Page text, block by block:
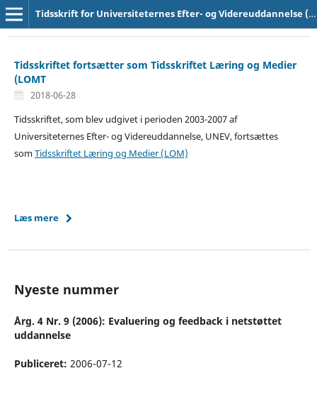
Tidsskrift for Universiteternes Efter- og Videreuddannelse (UNEV)
Tidsskriftet fortsætter som Tidsskriftet Læring og Medier
(LOMT
2018-06-28
Tidsskriftet, som blev udgivet i perioden 2003-2007 af
Universiteternes Efter- og Videreuddannelse, UNEV, fortsættes
somTidsskriftet Læring og Medier (LOM)
Læs mere
Nyeste nummer
Årg. 4 Nr. 9 (2006): Evaluering og feedback i netstøttet
uddannelse
Publiceret: 2006-07-12